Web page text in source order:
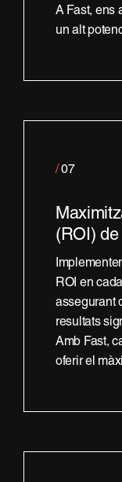
A Fast, ens
un alt
/ 07
(ROI)
ROI en
assegurant
resultats
Amb Fast,
oferir el